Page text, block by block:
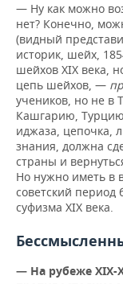
— Ну как можно
нет? Конечно,
(видный
историк, шейх,
шейхов XIX века,
цепь шейхов, —
учеников, но не в
Кашгарию, Турцию
иджаза, цепочка,
знания, должна
страны и
Но нужно иметь в
советский период
суфизма XIX века.
— На рубеже XIX-